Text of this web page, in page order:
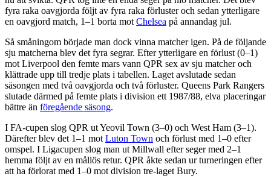
fyra raka oavgjorda följt av fyra raka förluster och sedan ytterligare
en oavgjord match, 1–1 borta mot Chelsea på annandag jul.
Så småningom började man dock vinna matcher igen. På de följande
sju matcherna blev det fyra segrar. Efter ytterligare en förlust (0–1)
mot Liverpool den femte mars vann QPR sex av sju matcher och
klättrade upp till tredje plats i tabellen. Laget avslutade sedan
säsongen med två oavgjorda och två förluster. Queens Park Rangers
slutade därmed på femte plats i division ett 1987/88, elva placeringar
bättre än föregående säsong.
I FA-cupen slog QPR ut Yeovil Town (3–0) och West Ham (3–1).
Därefter blev det 1–1 mot Luton Town och förlust med 1–0 efter
omspel. I Ligacupen slog man ut Millwall efter seger med 2–1
hemma följt av en mållös retur. QPR åkte sedan ur turneringen efter
att ha förlorat med 1–0 mot division tre-laget Bury.